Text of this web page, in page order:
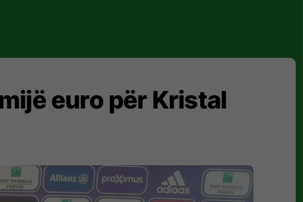
euro për Kristal